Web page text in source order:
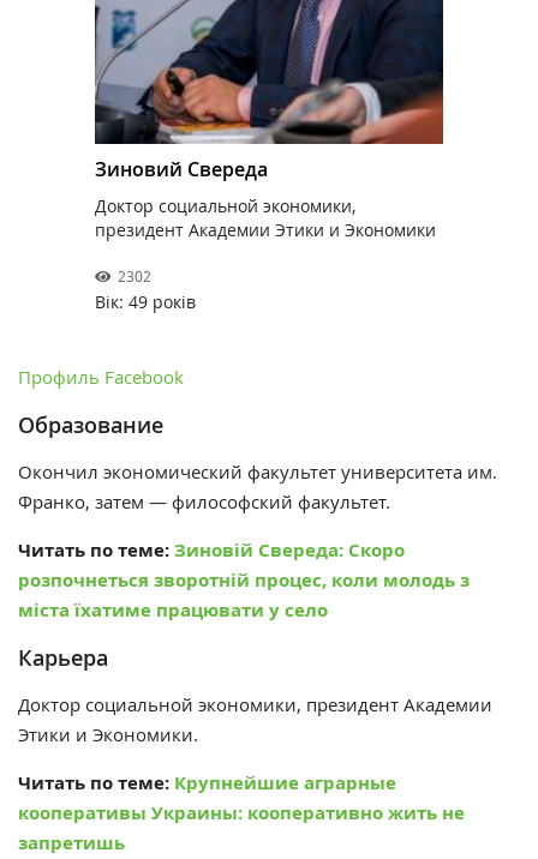
Зиновий Свереда
Доктор социальной экономики,
президент Академии Этики и Экономики
2302
Вік: 49 років
Профиль Facebook
Образование
Окончил экономический факультет университета им.
Франко, затем — философский факультет.
Читать по теме:Зиновій Свереда: Скоро
розпочнеться зворотній процес, коли молодь з
міста їхатиме працювати у село
Карьера
Доктор социальной экономики, президент Академии
Этики и Экономики.
Читать по теме: Крупнейшие аграрные
кооперативы Украины: кооперативно жить не
запретишь